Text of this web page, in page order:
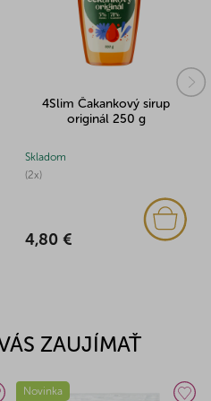
4Slim Čakankový sirup
originál 250 g
(2x)
Skladom
4,80 €
ZAUJÍMAŤ
Novinka